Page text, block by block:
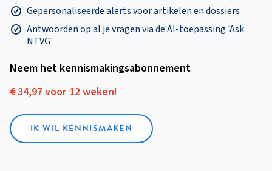
Gepersonaliseerde alerts voor artikelen en dossiers
Antwoorden op al je vragen via de AI-toepassing 'Ask
NTVG'
Neem het kennismakings­abonnement
€ 34,97 voor 12 weken!
IK WIL KENNISMAKEN